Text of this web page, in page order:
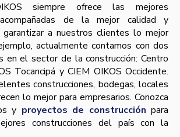
siempre ofrece las mejores
acompañadas de la mejor calidad y
garantizar a nuestros clientes lo mejor
actualmente contamos con dos
en el sector de la construcción: Centro
Tocancipá y CIEM OIKOS Occidente.
construcciones, bodegas, locales
lo mejor para empresarios. Conozca
y proyectos de construcción para
construcciones del paí­s con la